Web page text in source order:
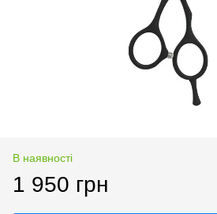
В наявності
1 950 грн